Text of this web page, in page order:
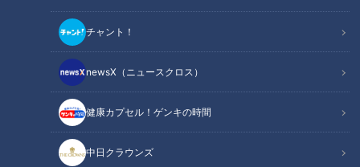
チャント！
newsX（ニュースクロス）
健康カプセル！ゲンキの時間
中日クラウンズ
古屋の怖い夜』第3弾が9月5日（土）に
開催決定！
2026/06/08 15:30